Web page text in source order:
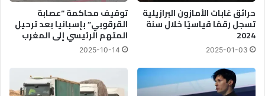
ل
ق
ر
ن
ي
ة
ا
ر
ي
ة
"
ق
حرائق غابات الأمازون البرازيلية
تسجل رقمًا قياسيًا خلال سنة
2024
2025-01-03
توقيف محاكمة “عصابة
القرقوبي” بإسبانيا بعد ترحيل
المتهم الرئيسي إلى المغرب
2025-10-14